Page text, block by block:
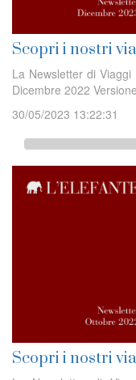
Scopri i nostri
La Newsletter di
Dicembre 2022
30/05/2023 13:22:31
Scopri i nostri